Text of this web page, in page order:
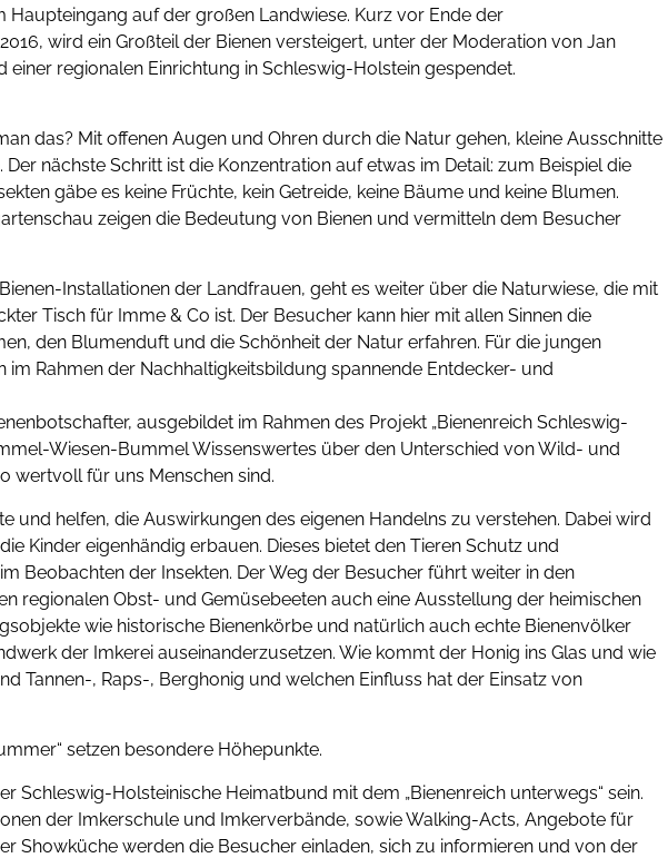
Haupteingang auf der großen Landwiese. Kurz vor Ende der
wird ein Großteil der Bienen versteigert, unter der Moderation von Jan
einer regionalen Einrichtung in Schleswig-Holstein gespendet.
das? Mit offenen Augen und Ohren durch die Natur gehen, kleine Ausschnitte
nächste Schritt ist die Konzentration auf etwas im Detail: zum Beispiel die
gäbe es keine Früchte, kein Getreide, keine Bäume und keine Blumen.
zeigen die Bedeutung von Bienen und vermitteln dem Besucher
Installationen der Landfrauen, geht es weiter über die Naturwiese, die mit
Tisch für Imme & Co ist. Der Besucher kann hier mit allen Sinnen die
den Blumenduft und die Schönheit der Natur erfahren. Für die jungen
Rahmen der Nachhaltigkeitsbildung spannende Entdecker- und
ausgebildet im Rahmen des Projekt „Bienenreich Schleswig-
Wiesen-Bummel Wissenswertes über den Unterschied von Wild- und
wertvoll für uns Menschen sind.
und helfen, die Auswirkungen des eigenen Handelns zu verstehen. Dabei wird
Kinder eigenhändig erbauen. Dieses bietet den Tieren Schutz und
Beobachten der Insekten. Der Weg der Besucher führt weiter in den
regionalen Obst- und Gemüsebeeten auch eine Ausstellung der heimischen
wie historische Bienenkörbe und natürlich auch echte Bienenvölker
der Imkerei auseinanderzusetzen. Wie kommt der Honig ins Glas und wie
Tannen-, Raps-, Berghonig und welchen Einfluss hat der Einsatz von
setzen besondere Höhepunkte.
Schleswig-Holsteinische Heimatbund mit dem „Bienenreich unterwegs“ sein.
der Imkerschule und Imkerverbände, sowie Walking-Acts, Angebote für
Showküche werden die Besucher einladen, sich zu informieren und von der